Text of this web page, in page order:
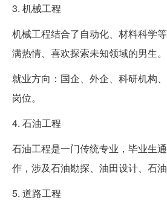
3. 机械工程
机械工程结合了自动化、材料科学
满热情、喜欢探索未知领域的男生。
就业方向：国企、外企、科研机构
岗位。
4. 石油工程
石油工程是一门传统专业，毕业生
作，涉及石油勘探、油田设计、石油
5. 道路工程